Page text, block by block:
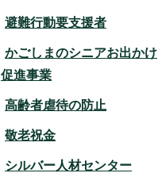
避難行動要支援者
かごしまのシニアお出かけ
促進事業
高齢者虐待の防止
敬老祝金
シルバー人材センター